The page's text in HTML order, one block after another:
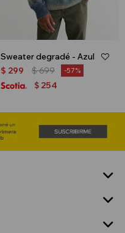
Sweater degradé - Azul
$ 299 $699 57
$ 254